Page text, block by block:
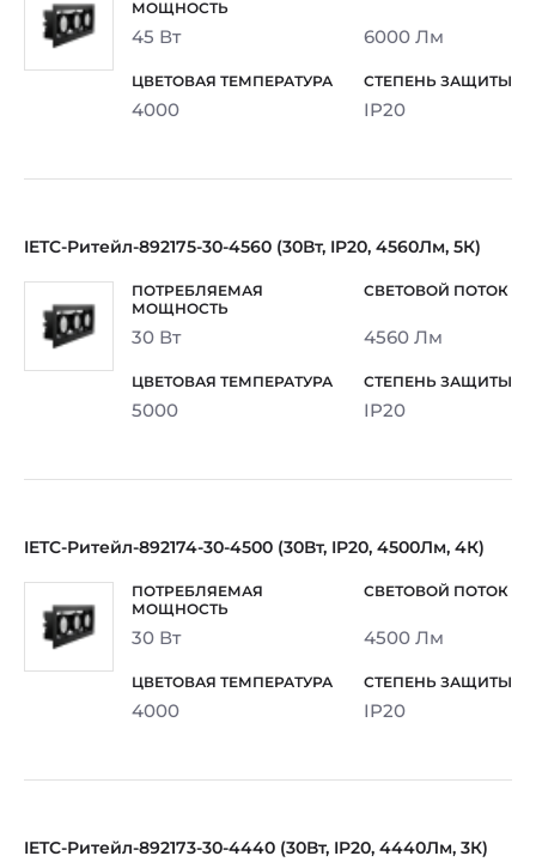
45 Вт 6000 Лм
4000 IP20
IETC-Ритейл-892175-30-4560 (30Вт, IP20, 4560Лм, 5К)
30 Вт 4560 Лм
5000 IP20
IETC-Ритейл-892174-30-4500 (30Вт, IP20, 4500Лм, 4К)
30 Вт 4500 Лм
4000 IP20
IETC-Ритейл-892173-30-4440 (30Вт, IP20, 4440Лм, 3К)